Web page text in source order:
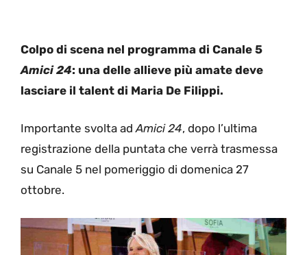
Colpo di scena nel programma di Canale 5
Amici 24: una delle allieve più amate deve
lasciare il talent di Maria De Filippi.
Importante svolta ad Amici 24, dopo l’ultima
registrazione della puntata che verrà trasmessa
su Canale 5 nel pomeriggio di domenica 27
ottobre.